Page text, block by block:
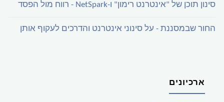
סינון תוכן של "אינטרנט רימון" ו-NetSpark - רווח מול הפסד
החור שבמסננת - על סינוני אינטרנט והדרכים לעקוף אותן
ארכיונים